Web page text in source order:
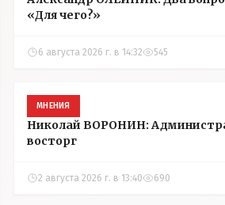
«Для чего?»
6 августа 2026 г. в 14:32 545
МНЕНИЯ
Николай ВОРОНИН:
восторг
2 августа 2026 г. в 13:40 690